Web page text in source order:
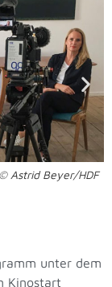
Astrid Beyer/HDF
unter dem
Kinostart